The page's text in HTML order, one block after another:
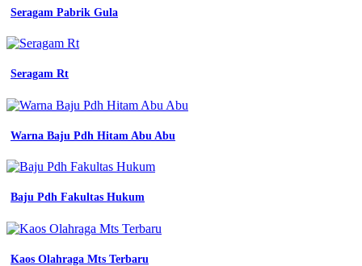
semarang
konveksi
mentahan
jersey
printing
motif
baju
seragam
baju
kerja
tinggi
harga
sejarah
Seragam Pabrik Gula
Seragam Rt
Warna Baju Pdh Hitam Abu Abu
Baju Pdh Fakultas Hukum
Kaos Olahraga Mts Terbaru